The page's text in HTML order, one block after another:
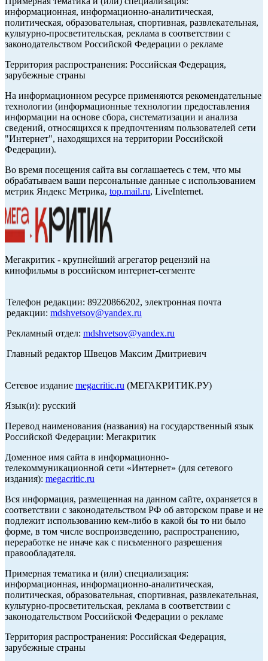
информационная, информационно-аналитическая,
политическая, образовательная, спортивная, развлекательная,
культурно-просветительская, реклама в соответствии с
законодательством Российской Федерации о рекламе
Территория распространения: Российская Федерация,
зарубежные страны
На информационном ресурсе применяются рекомендательные
технологии (информационные технологии предоставления
информации на основе сбора, систематизации и анализа
сведений, относящихся к предпочтениям пользователей сети
"Интернет", находящихся на территории Российской
Федерации).
Во время посещения сайта вы соглашаетесь с тем, что мы
обрабатываем ваши персональные данные с использованием
метрик Яндекс Метрика, top.mail.ru, LiveInternet.
Мегакритик - крупнейший агрегатор рецензий на
кинофильмы в российском интернет-сегменте
Телефон редакции: 89220866202, электронная почта
редакции: mdshvetsov@yandex.ru
Рекламный отдел: mdshvetsov@yandex.ru
Главный редактор Швецов Максим Дмитриевич
Сетевое издание megacritic.ru (МЕГАКРИТИК.РУ)
Язык(и): русский
Перевод наименования (названия) на государственный язык
Российской Федерации: Мегакритик
Доменное имя сайта в информационно-
телекоммуникационной сети «Интернет» (для сетевого
издания): megacritic.ru
Вся информация, размещенная на данном сайте, охраняется в
соответствии с законодательством РФ об авторском праве и не
подлежит использованию кем-либо в какой бы то ни было
форме, в том числе воспроизведению, распространению,
переработке не иначе как с письменного разрешения
правообладателя.
Примерная тематика и (или) специализация:
информационная, информационно-аналитическая,
политическая, образовательная, спортивная, развлекательная,
культурно-просветительская, реклама в соответствии с
законодательством Российской Федерации о рекламе
Территория распространения: Российская Федерация,
зарубежные страны